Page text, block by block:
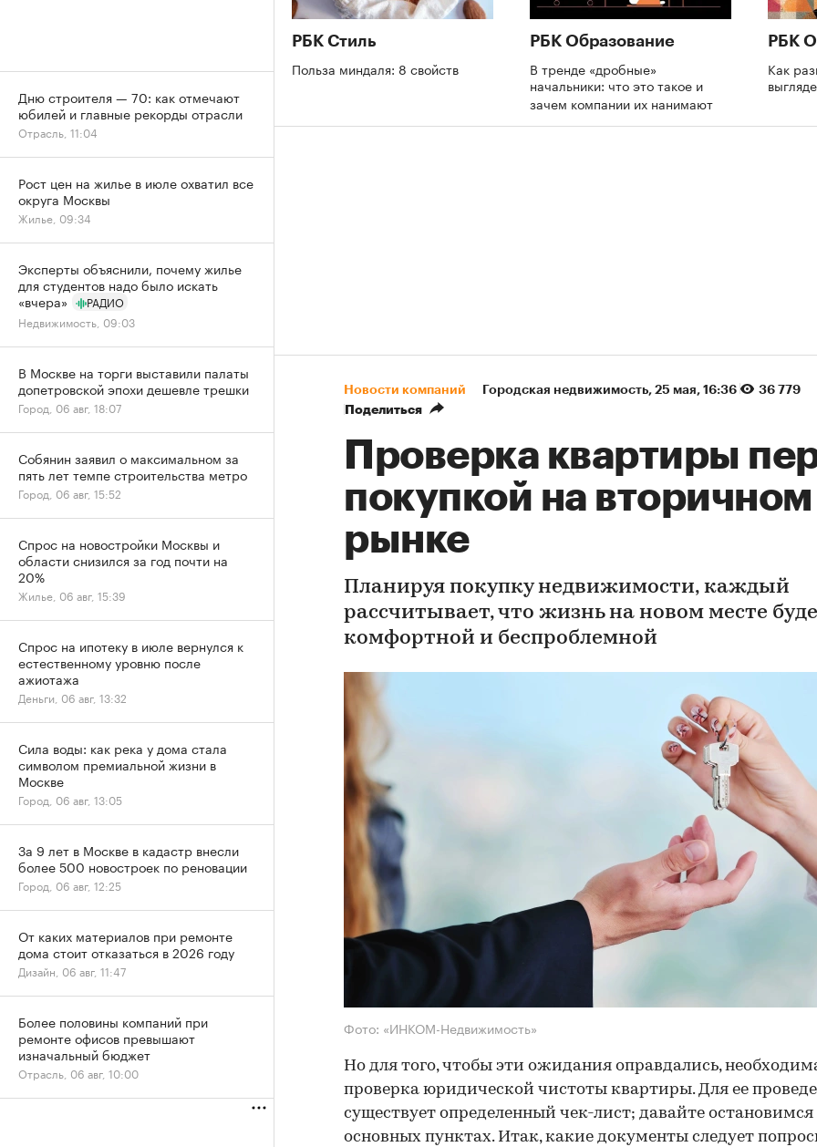
РБК Стиль
Польза миндаля: 8 свойств
РБК Образование
В тренде «дробные»
начальники: что это такое и
зачем компании их нанимают
РБК
Как
Новости компаний Городская недвижимость⁠, 25 мая, 16:36
36 779
Поделиться
Проверка квартиры
покупкой на вторичном
рынке
Планируя покупку недвижимости, каждый
рассчитывает, что жизнь на новом месте
комфортной и беспроблемной
Фото: «ИНКОМ-Недвижимость»
Но для того, чтобы эти ожидания оправдались,
проверка юридической чистоты квартиры. Для ее
существует определенный чек-лист; давайте остановимся
основных пунктах. Итак, какие документы следует
Дню строителя — 70: как отмечают
юбилей и главные рекорды отрасли
Отрасль, 11:04
Рост цен на жилье в июле охватил все
округа Москвы
Жилье, 09:34
Эксперты объяснили, почему жилье
для студентов надо было искать
«вчера»
РАДИО
Недвижимость, 09:03
В Москве на торги выставили палаты
допетровской эпохи дешевле трешки
Город, 06 авг, 18:07
Собянин заявил о максимальном за
пять лет темпе строительства метро
Город, 06 авг, 15:52
Спрос на новостройки Москвы и
области снизился за год почти на
20%
Жилье, 06 авг, 15:39
Спрос на ипотеку в июле вернулся к
естественному уровню после
ажиотажа
Деньги, 06 авг, 13:32
Сила воды: как река у дома стала
символом премиальной жизни в
Москве
Город, 06 авг, 13:05
За 9 лет в Москве в кадастр внесли
более 500 новостроек по реновации
Город, 06 авг, 12:25
От каких материалов при ремонте
дома стоит отказаться в 2026 году
Дизайн, 06 авг, 11:47
Более половины компаний при
ремонте офисов превышают
изначальный бюджет
Отрасль, 06 авг, 10:00